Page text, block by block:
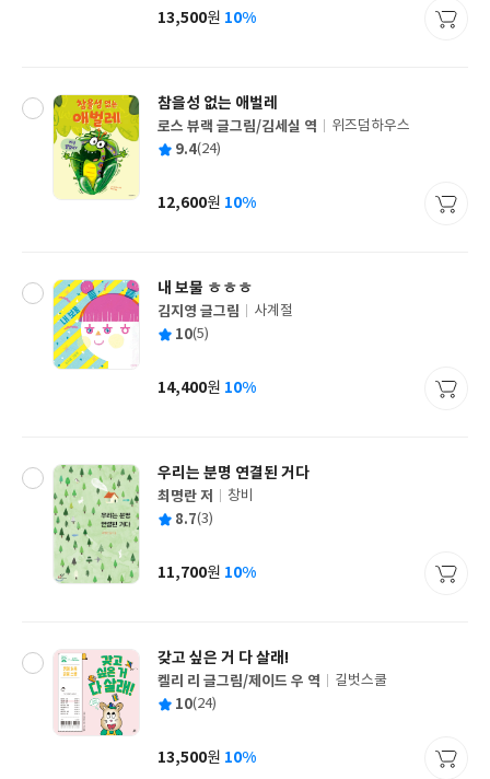
사
가
13,500원 10%
참을성 없는 애벌레
글
쓴
로스 뷰랙 글그림/김세실 역
출
사
위즈덤하우스
평 9.4(24)
가
12,600원 10%
내 보물 ㅎㅎㅎ
글
쓴
김지영 글그림
출
사
사계절
평 10(5)
가
14,400원 10%
우리는 분명 연결된 거다
글
쓴
최명란 저
출
사
창비
평 8.7(3)
가
11,700원 10%
갖고 싶은 거 다 살래!
글
쓴
켈리 리 글그림/제이드 우 역
출
사
길벗스쿨
평 10(24)
가
13,500원 10%